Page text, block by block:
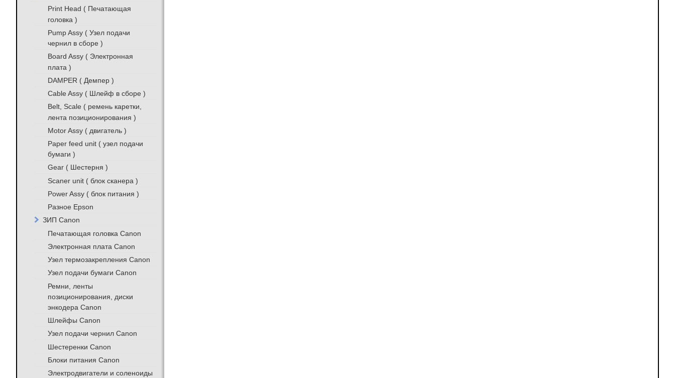
Print Head ( Печатающая
головка )
Pump Assy ( Узел подачи
чернил в сборе )
Board Assy ( Электронная
плата )
DAMPER ( Демпер )
Cable Assy ( Шлейф в сборе )
Belt, Scale ( ремень каретки,
лента позиционирования )
Motor Assy ( двигатель )
Paper feed unit ( узел подачи
бумаги )
Gear ( Шестерня )
Scaner unit ( блок сканера )
Power Assy ( блок питания )
Разное Epson
ЗИП Canon
Печатающая головка Canon
Электронная плата Canon
Узел термозакрепления Canon
Узел подачи бумаги Canon
Ремни, ленты
позиционирования, диски
энкодера Canon
Шлейфы Canon
Узел подачи чернил Canon
Шестеренки Canon
Блоки питания Canon
Электродвигатели и соленоиды